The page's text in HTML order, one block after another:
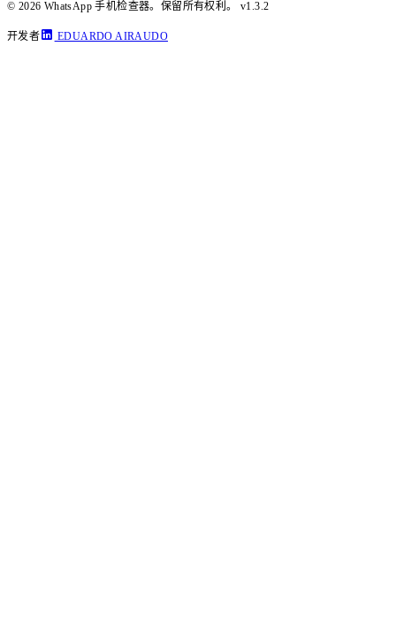
© 2026 WhatsApp 手机检查器。保留所有权利。 v1.3.2
开发者 EDUARDO AIRAUDO